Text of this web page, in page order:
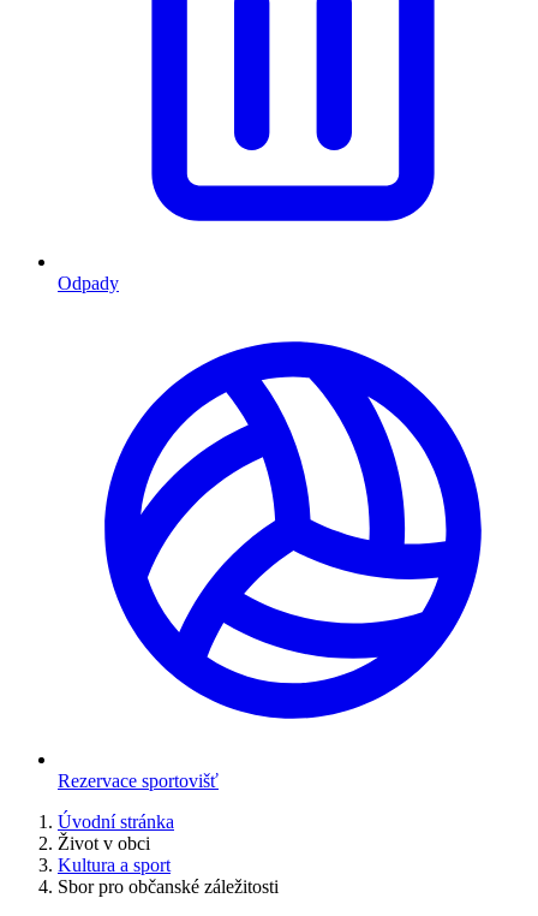
Odpady
Rezervace sportovišť
Úvodní stránka
Život v obci
Kultura a sport
Sbor pro občanské záležitosti